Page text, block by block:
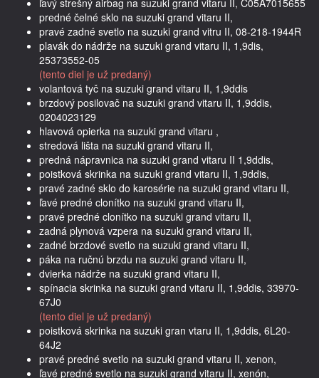
predné čelné sklo na suzuki grand vitaru II,
pravé zadné svetlo na suzuki grand vitru II, 08-218-1944R
plavák do nádrže na suzuki grand vitaru II, 1,9dis,
25373552-05
(tento diel je už predaný)
volantová tyč na suzuki grand vitaru II, 1,9ddis
brzdový posilovač na suzuki grand vitaru II, 1,9ddis,
0204023129
hlavová opierka na suzuki grand vitaru ,
stredová lišta na suzuki grand vitaru II,
predná nápravnica na suzuki grand vitaru II 1,9ddis,
poistková skrinka na suzuki grand vitaru II, 1,9ddis,
pravé zadné sklo do karosérie na suzuki grand vitaru II,
ľavé predné clonítko na suzuki grand vitaru II,
pravé predné clonítko na suzuki grand vitaru II,
zadná plynová vzpera na suzuki grand vitaru II,
zadné brzdové svetlo na suzuki grand vitaru II,
páka na ručnú brzdu na suzuki grand vitaru II,
dvierka nádrže na suzuki grand vitaru II,
spínacia skrinka na suzuki grand vitaru II, 1,9ddis, 33970-
67J0
(tento diel je už predaný)
poistková skrinka na suzuki gran vtaru II, 1,9ddis, 6L20-
64J2
pravé predné svetlo na suzuki grand vitaru II, xenon,
ľavé predné svetlo na suzuki grand vitaru II, xenón,